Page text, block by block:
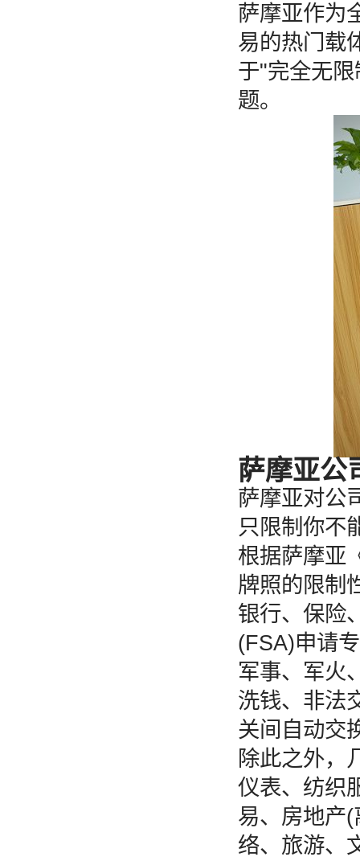
萨摩亚作为
易的热门载
于"完全无
题。
萨摩亚公
萨摩亚对公
只限制你不
根据萨摩亚
牌照的限制
银行、保险
(FSA)申请
军事、军火
洗钱、非法
关间自动交
除此之外，
仪表、纺织
易、房地产
络、旅游、